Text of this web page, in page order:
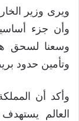
ويرى وزير
وأن جزء
وسعنا لسحق
وتأمين حدود
وأكد أن
العالم